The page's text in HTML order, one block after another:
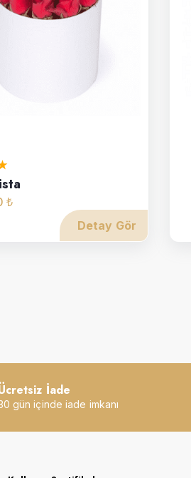
₺
Detay Gör
İade
gün içinde iade imkanı